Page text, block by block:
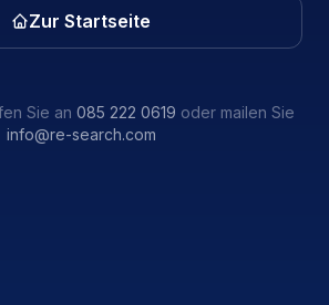
Zur Startseite
Sie an 085 222 0619 oder mailen Sie
info@re-search.com